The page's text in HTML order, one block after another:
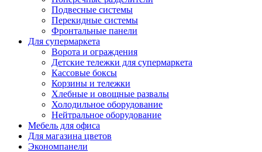
Подвесные системы
Перекидные системы
Фронтальные панели
Для супермаркета
Ворота и ограждения
Детские тележки для супермаркета
Кассовые боксы
Корзины и тележки
Хлебные и овощные развалы
Холодильное оборудование
Нейтральное оборудование
Мебель для офиса
Для магазина цветов
Экономпанели